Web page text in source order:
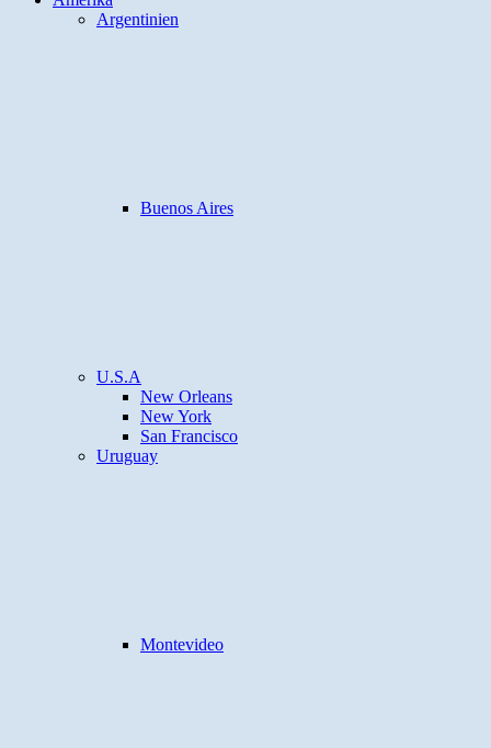
Argentinien
Buenos Aires
U.S.A
New Orleans
New York
San Francisco
Uruguay
Montevideo